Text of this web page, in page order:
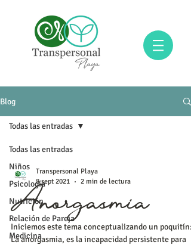
Blog
Todas las entradas
Niños
Psicología
Nutrición
Relación de Pareja
Medicina
Todas las entradas
Transpersonal Playa
8 sept 2021
2 min de lectura
Anorgasmia
Iniciemos este tema conceptualizando un poquitín:
La anorgasmia, es la incapacidad persistente para